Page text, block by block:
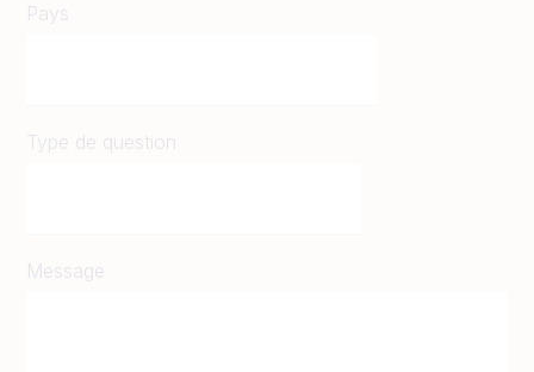
Pays
Type de question
Message